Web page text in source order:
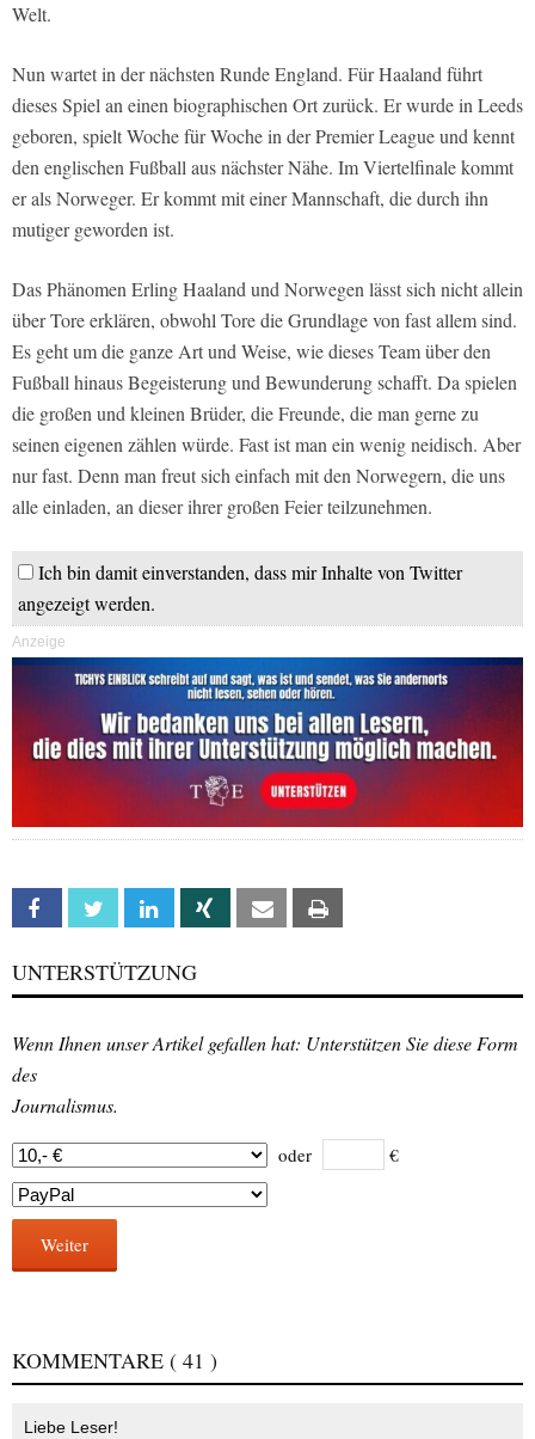
Welt.
Nun wartet in der nächsten Runde England. Für Haaland führt
dieses Spiel an einen biographischen Ort zurück. Er wurde in Leeds
geboren, spielt Woche für Woche in der Premier League und kennt
den englischen Fußball aus nächster Nähe. Im Viertelfinale kommt
er als Norweger. Er kommt mit einer Mannschaft, die durch ihn
mutiger geworden ist.
Das Phänomen Erling Haaland und Norwegen lässt sich nicht allein
über Tore erklären, obwohl Tore die Grundlage von fast allem sind.
Es geht um die ganze Art und Weise, wie dieses Team über den
Fußball hinaus Begeisterung und Bewunderung schafft. Da spielen
die großen und kleinen Brüder, die Freunde, die man gerne zu
seinen eigenen zählen würde. Fast ist man ein wenig neidisch. Aber
nur fast. Denn man freut sich einfach mit den Norwegern, die uns
alle einladen, an dieser ihrer großen Feier teilzunehmen.
Ich bin damit einverstanden, dass mir Inhalte von Twitter
angezeigt werden.
Anzeige
Facebook Twitter Linkedin Xing Email
UNTERSTÜTZUNG
Wenn Ihnen unser Artikel gefallen hat: Unterstützen Sie diese Form
des
Journalismus.
oder €
Weiter
KOMMENTARE ( 41 )
Liebe Leser!